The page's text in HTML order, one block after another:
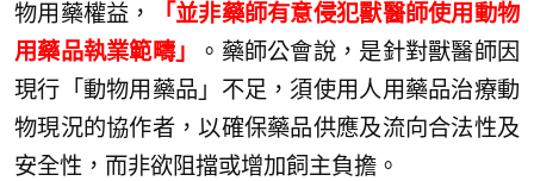
物用藥權益，
「並非藥師有意侵犯獸醫師使用動物
用藥品執業範疇」
。藥師公會說，是針對獸醫師因
現行「動物用藥品」不足，須使用人用藥品治療動
物現況的協作者，以確保藥品供應及流向合法性及
安全性，而非欲阻擋或增加飼主負擔。